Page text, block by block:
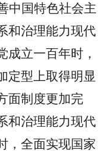
中国特色社会主
和治理能力现代
成立一百年时，
定型上取得明显
面制度更加完
和治理能力现代
，全面实现国家